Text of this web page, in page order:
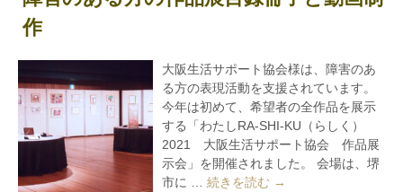
作
大阪生活サポート協会様は、障害のあ
る方の表現活動を支援されています。
今年は初めて、希望者の全作品を展示
する「わたしRA-SHI-KU（らしく）
2021 大阪生活サポート協会 作品展
示会」を開催されました。 会場は、堺
市に … 続きを読む 障害のある方の作品
→